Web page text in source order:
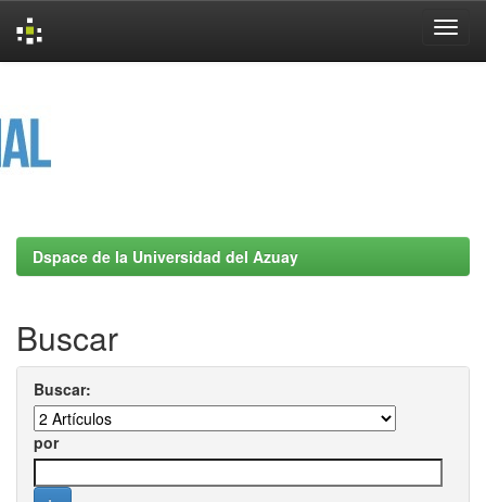
Dspace de la Universidad del Azuay
Buscar
Buscar:
por